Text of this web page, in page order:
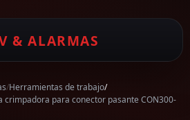
& ALARMAS
/Herramientas de trabajo/
crimpadora para conector pasante CON300-